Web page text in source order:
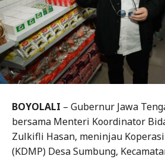
BOYOLALI – Gubernur Jawa
bersama Menteri Koordinator
Zulkifli Hasan, meninjau
(KDMP) Desa Sumbung,